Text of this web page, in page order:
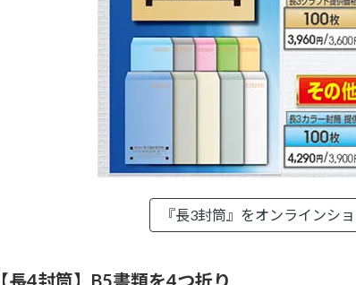
『長3封筒』をオンラインシ
【長4封筒】B5書類を4つ折り